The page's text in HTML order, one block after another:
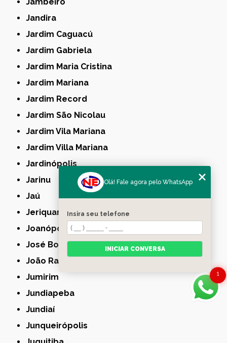
Jandira
Jardim Caguacú
Jardim Gabriela
Jardim Maria Cristina
Jardim Mariana
Jardim Record
Jardim São Nicolau
Jardim Vila Mariana
Jardim Villa Mariana
Jardinópolis
Jarinu
Jaú
Jeriquara
Joanópolis
José Bonifácio
João Ramalho
Jumirim
Jundiapeba
Jundiaí
Junqueirópolis
1
Olá! Fale agora pelo WhatsApp
Insira seu telefone
INICIAR CONVERSA